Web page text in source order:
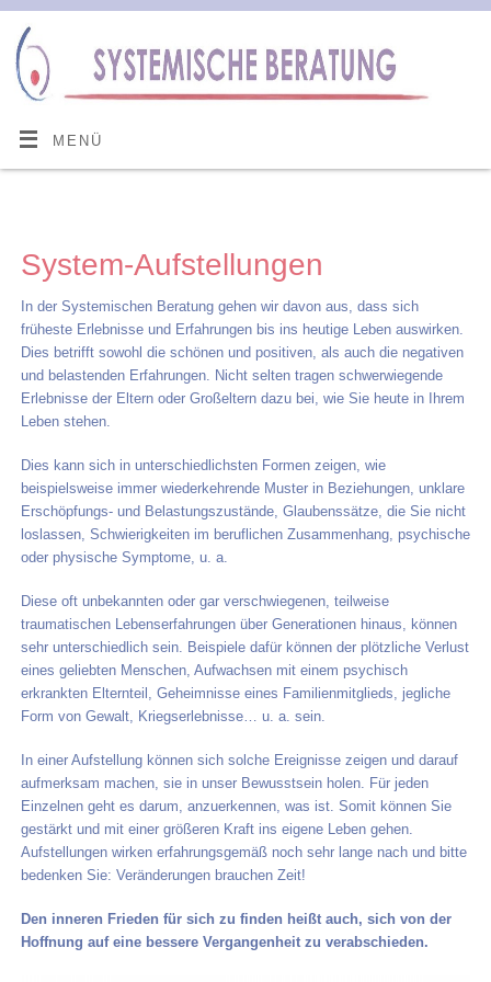
MENÜ
System-Aufstellungen
In der Systemischen Beratung gehen wir davon aus, dass sich
früheste Erlebnisse und Erfahrungen bis ins heutige Leben auswirken.
Dies betrifft sowohl die schönen und positiven, als auch die negativen
und belastenden Erfahrungen. Nicht selten tragen schwerwiegende
Erlebnisse der Eltern oder Großeltern dazu bei, wie Sie heute in Ihrem
Leben stehen.
Dies kann sich in unterschiedlichsten Formen zeigen, wie
beispielsweise immer wiederkehrende Muster in Beziehungen, unklare
Erschöpfungs- und Belastungszustände, Glaubenssätze, die Sie nicht
loslassen, Schwierigkeiten im beruflichen Zusammenhang, psychische
oder physische Symptome, u. a.
Diese oft unbekannten oder gar verschwiegenen, teilweise
traumatischen Lebenserfahrungen über Generationen hinaus, können
sehr unterschiedlich sein. Beispiele dafür können der plötzliche Verlust
eines geliebten Menschen, Aufwachsen mit einem psychisch
erkrankten Elternteil, Geheimnisse eines Familienmitglieds, jegliche
Form von Gewalt, Kriegserlebnisse… u. a. sein.
In einer Aufstellung können sich solche Ereignisse zeigen und darauf
aufmerksam machen, sie in unser Bewusstsein holen. Für jeden
Einzelnen geht es darum, anzuerkennen, was ist. Somit können Sie
gestärkt und mit einer größeren Kraft ins eigene Leben gehen.
Aufstellungen wirken erfahrungsgemäß noch sehr lange nach und bitte
bedenken Sie: Veränderungen brauchen Zeit!
Den inneren Frieden für sich zu finden heißt auch, sich von der
Hoffnung auf eine bessere Vergangenheit zu verabschieden.